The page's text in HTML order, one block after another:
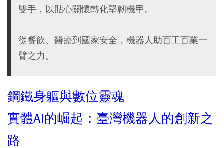
雙手，以貼心關懷轉化堅韌機甲。
從餐飲、醫療到國家安全，機器人助百工百業一
臂之力。
鋼鐵身軀與數位靈魂
實體AI的崛起：臺灣機器人的創新之
路